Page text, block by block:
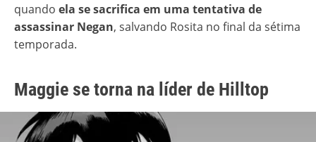
quando ela se sacrifica em uma tentativa de
assassinar Negan, salvando Rosita no final da sétima
temporada.
Maggie se torna na líder de Hilltop